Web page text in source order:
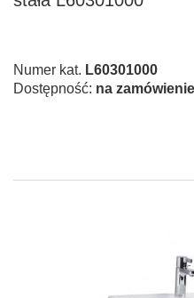
Numer kat. L60301000
Dostępność: na zamówienie